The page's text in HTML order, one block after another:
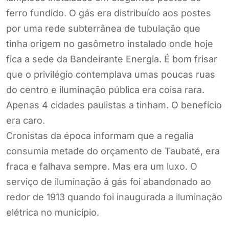
ferro fundido. O gás era distribuído aos postes
por uma rede subterrânea de tubulação que
tinha origem no gasômetro instalado onde hoje
fica a sede da Bandeirante Energia. É bom frisar
que o privilégio contemplava umas poucas ruas
do centro e iluminação pública era coisa rara.
Apenas 4 cidades paulistas a tinham. O benefício
era caro.
Cronistas da época informam que a regalia
consumia metade do orçamento de Taubaté, era
fraca e falhava sempre. Mas era um luxo. O
serviço de iluminação á gás foi abandonado ao
redor de 1913 quando foi inaugurada a iluminação
elétrica no município.